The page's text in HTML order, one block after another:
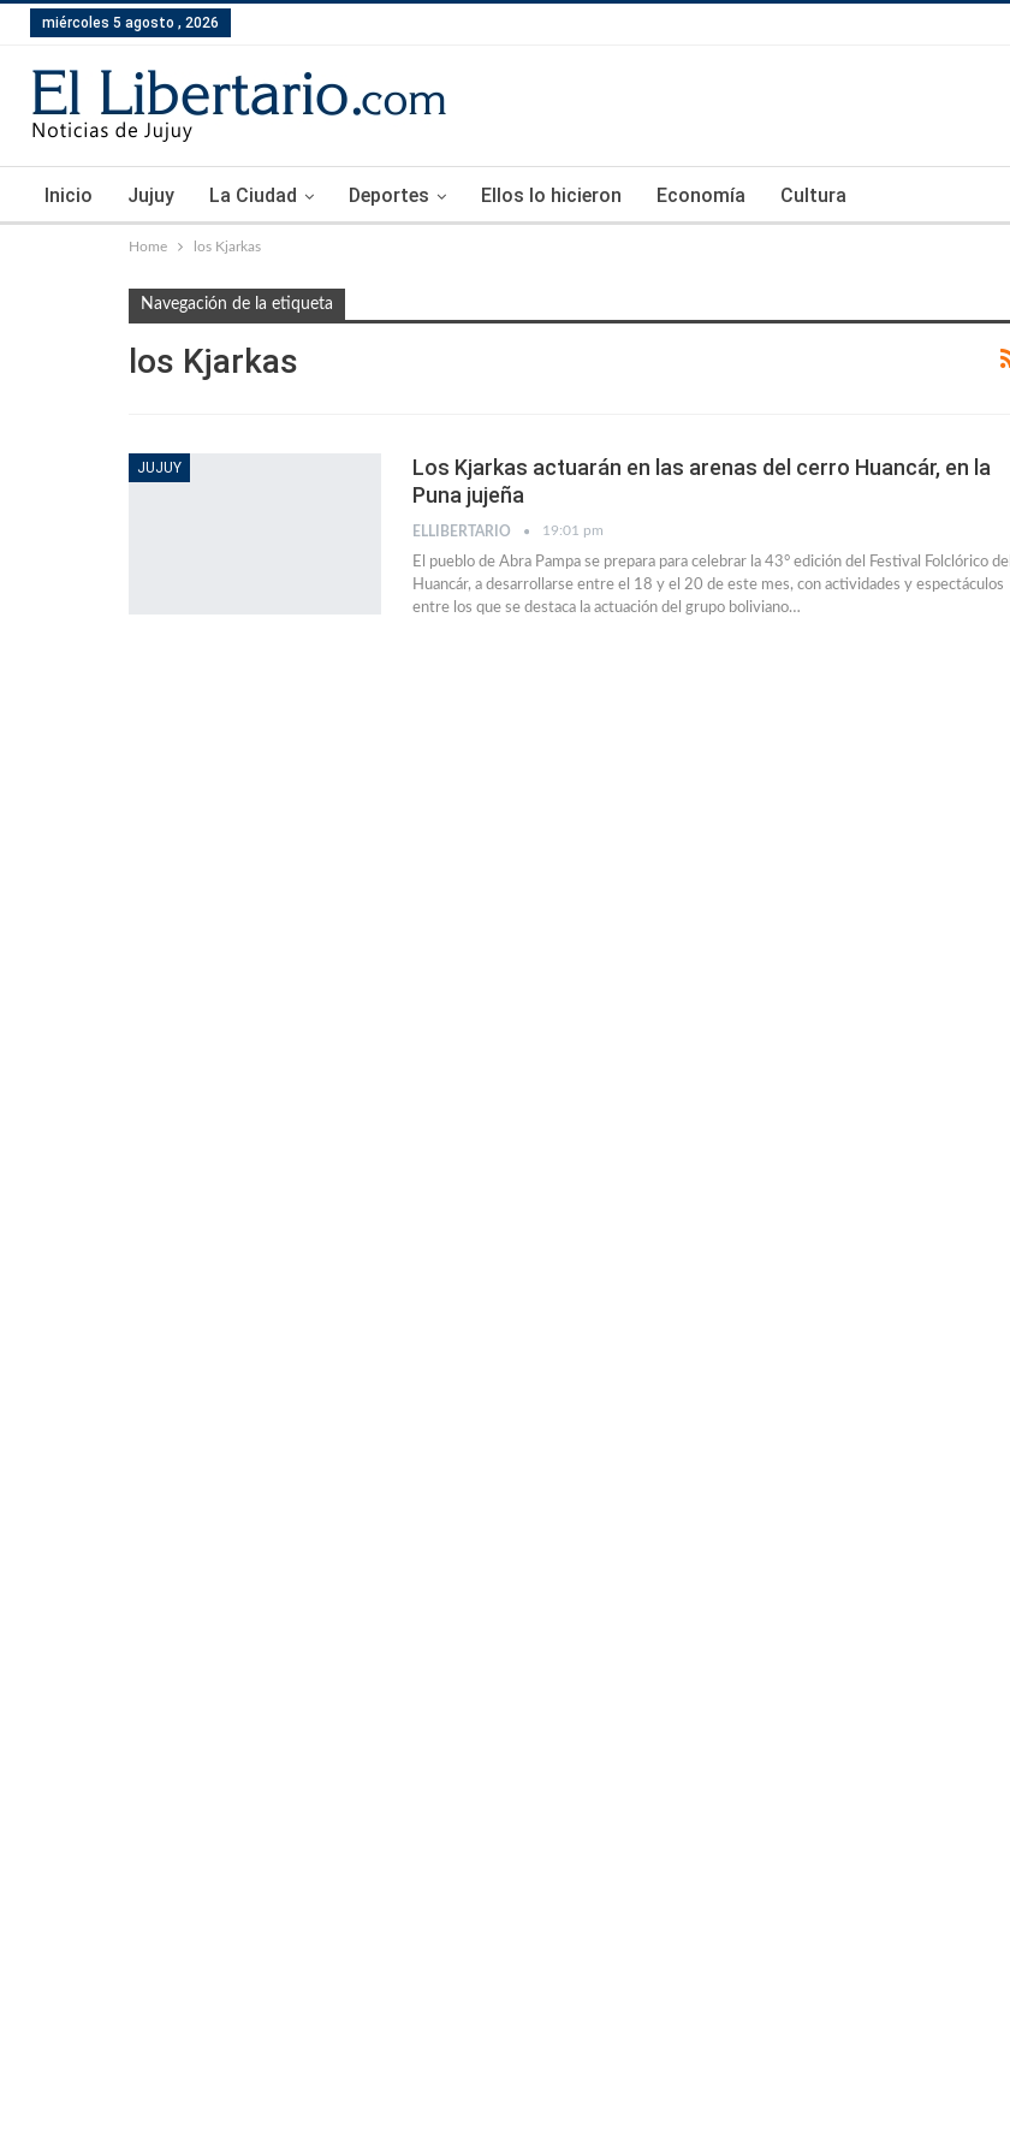
miércoles 5 agosto , 2026
Inicio Jujuy La Ciudad Deportes Ellos lo hicieron Economía Cultura
Home los Kjarkas
Navegación de la etiqueta
los Kjarkas
JUJUY
Los Kjarkas actuarán en las arenas del cerro Huancár, en la
Puna jujeña
ELLIBERTARIO 19:01 pm
El pueblo de Abra Pampa se prepara para celebrar la 43° edición del Festival Folclórico del
Huancár, a desarrollarse entre el 18 y el 20 de este mes, con actividades y espectáculos
entre los que se destaca la actuación del grupo boliviano…